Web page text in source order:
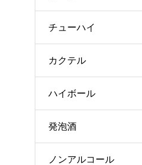
チューハイ
カクテル
ハイボール
発泡酒
ノンアルコール